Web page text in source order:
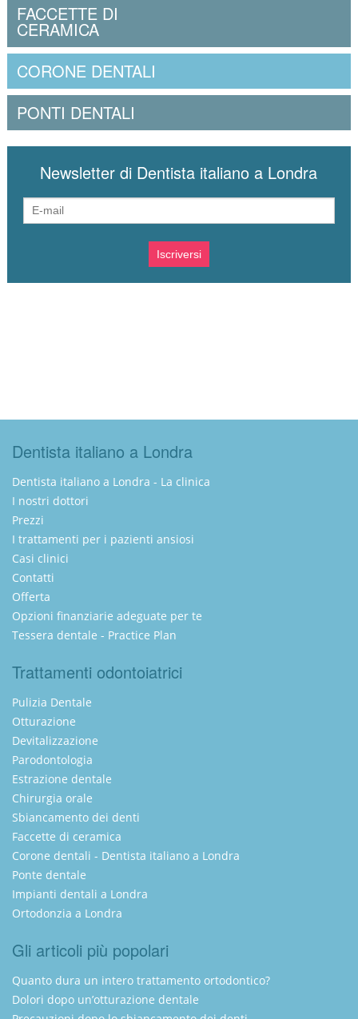
FACCETTE DI
CERAMICA
CORONE DENTALI
PONTI DENTALI
Newsletter di Dentista italiano a Londra
Dentista italiano a Londra
Dentista italiano a Londra - La clinica
I nostri dottori
Prezzi
I trattamenti per i pazienti ansiosi
Casi clinici
Contatti
Offerta
Opzioni finanziarie adeguate per te
Tessera dentale - Practice Plan
Trattamenti odontoiatrici
Pulizia Dentale
Otturazione
Devitalizzazione
Parodontologia
Estrazione dentale
Chirurgia orale
Sbiancamento dei denti
Faccette di ceramica
Corone dentali - Dentista italiano a Londra
Ponte dentale
Impianti dentali a Londra
Ortodonzia a Londra
Gli articoli più popolari
Quanto dura un intero trattamento ortodontico?
Dolori dopo un’otturazione dentale